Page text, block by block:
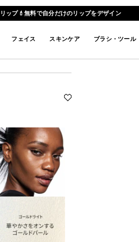
リップ💄無料で自分だけのリップをデザイン
フェイス スキンケア ブラシ・ツール